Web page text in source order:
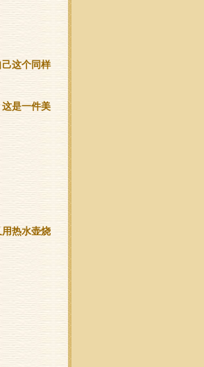
这个同样
是一件美
热水壶烧